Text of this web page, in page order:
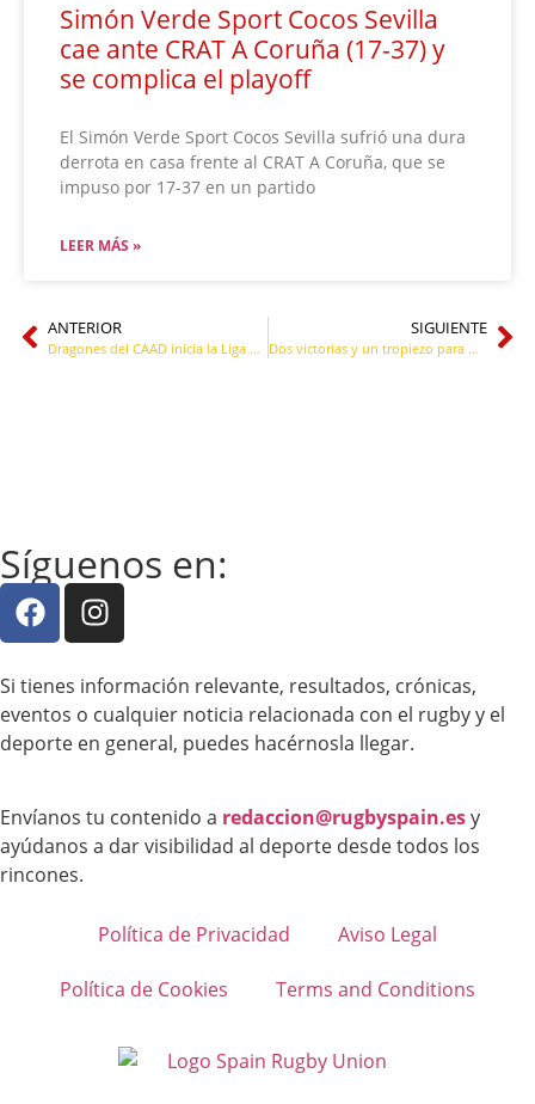
Simón Verde Sport Cocos Sevilla
cae ante CRAT A Coruña (17-37) y
se complica el playoff
El Simón Verde Sport Cocos Sevilla sufrió una dura
derrota en casa frente al CRAT A Coruña, que se
impuso por 17-37 en un partido
LEER MÁS »
ANTERIOR
Dragones del CAAD inicia la Liga Nacional de Rugby en Silla con nuevos refuerzos internacionales
SIGUIENTE
Dos victorias y un tropiezo para Dragones del CAAD en el arranque liguero de Illescas
Síguenos en:
Si tienes información relevante, resultados, crónicas,
eventos o cualquier noticia relacionada con el rugby y el
deporte en general, puedes hacérnosla llegar.
Envíanos tu contenido a redaccion@rugbyspain.esy
ayúdanos a dar visibilidad al deporte desde todos los
rincones.
Política de Privacidad Aviso Legal
Política de Cookies Terms and Conditions